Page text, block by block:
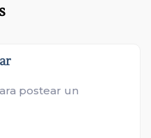
postear un